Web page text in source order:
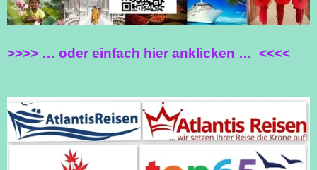
>>>> … oder einfach hier anklicken … <<<<